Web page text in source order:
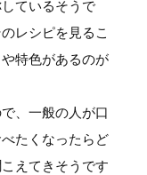
ているそうで
レシピを見るこ
特色があるのが
、一般の人が口
たくなったらど
えてきそうです